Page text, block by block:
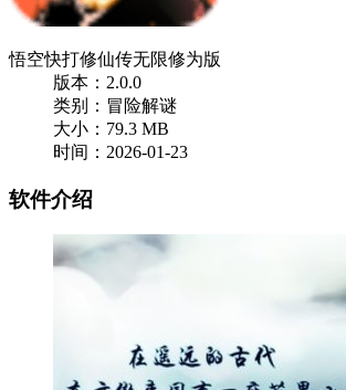
悟空快打修仙传无限修为版
版本：2.0.0
类别：冒险解谜
大小：79.3 MB
时间：2026-01-23
软件介绍